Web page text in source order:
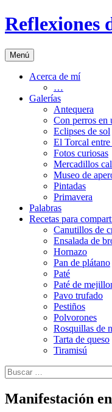
Saltar
al
Reflexiones
Menú
Acerca de mí
…
Galerías
Antequera
Con perros en
Eclipses de sol
El Torcal
Fotos curiosas
Mercadillos
Museo de
Pintadas
Primavera
Palabras
Recetas para
Canutillos de
Ensalada de
Hornazo
Pan de plátano
Paté
Paté de
Pavo trufado
Pestiños
Polvorones
Rosquillas de
Tarta de queso
Tiramisú
Buscar:
Manifestación